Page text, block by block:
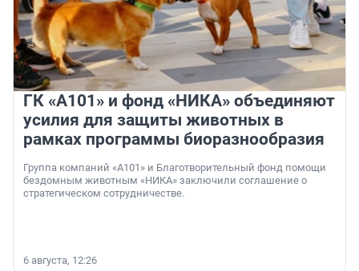
ГК «А101» и фонд «НИКА» объединяют
усилия для защиты животных в
рамках программы биоразнообразия
Группа компаний «А101» и Благотворительный фонд помощи
бездомным животным «НИКА» заключили соглашение о
стратегическом сотрудничестве.
6 августа, 12:26